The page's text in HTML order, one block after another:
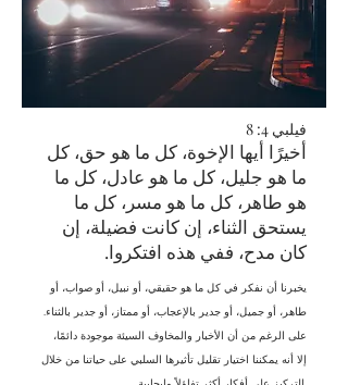
فيلبي 4: 8
أخيرًا أيها الإخوة، كل ما هو حق، كل
ما هو جليل، كل ما هو عادل، كل ما
هو طاهر، كل ما هو مسر، كل ما
يستحق الثناء، إن كانت فضيلة، إن
كان مدح، ففي هذه افتكروا.
يخبرنا أن نفكر في كل ما هو حقيقي، أو نبيل، أو صواب، أو
طاهر، أو جميل، أو جدير بالإعجاب، أو ممتاز، أو جدير بالثناء.
على الرغم من أن الأخبار والمخاوف السيئة موجودة دائمًا،
إلا أنه يمكننا اختيار تقليل تأثيرها السلبي على حياتنا من خلال